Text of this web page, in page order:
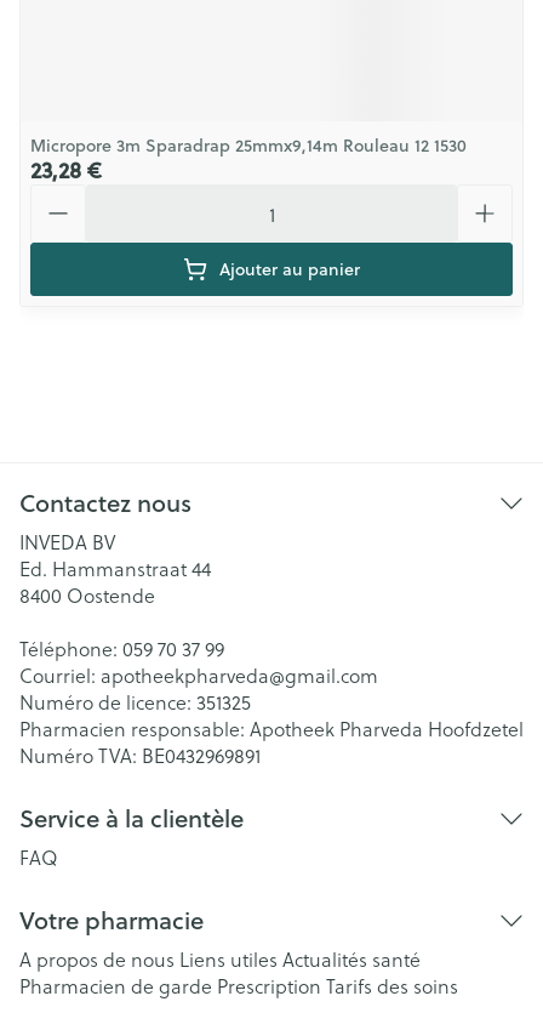
Micropore 3m Sparadrap 25mmx9,14m Rouleau 12 1530
23,28 €
Ajouter au panier
Contactez nous
INVEDA BV
Ed. Hammanstraat 44
8400 Oostende
Téléphone: 059 70 37 99
Courriel: apotheekpharveda@gmail.com
Numéro de licence: 351325
Pharmacien responsable: Apotheek Pharveda Hoofdzetel
Numéro TVA: BE0432969891
Service à la clientèle
FAQ
Votre pharmacie
A propos de nous Liens utiles Actualités santé
Pharmacien de garde Prescription Tarifs des soins